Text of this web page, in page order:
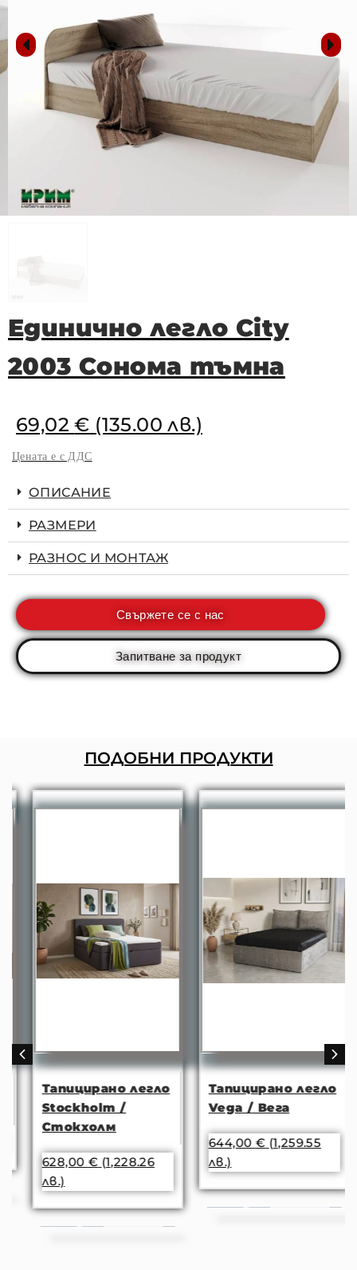
Единично легло City
2003 Сонома тъмна
69,02€ (135.00 лв.)
Цената е с ДДС
ОПИСАНИЕ
РАЗМЕРИ
РАЗНОС И МОНТАЖ
Свържете се с нас
Запитване за продукт
ПОДОБНИ ПРОДУКТИ
Тапицирано легло
Stockholm /
Стокхолм
628,00€ (1,228.26
лв.)
Тапицирано легло
Vega / Вега
644,00€ (1,259.55
лв.)